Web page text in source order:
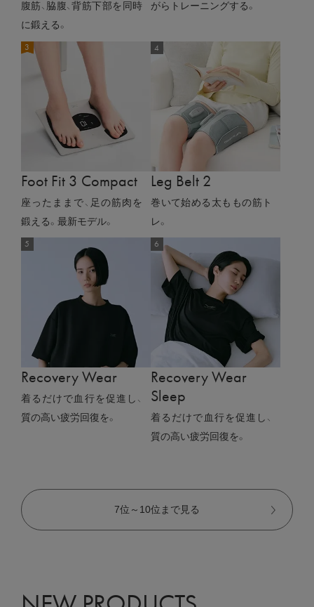
腹筋、脇腹、背筋下部を同時
に鍛える。
がらトレーニングする。
Foot Fit 3 Compact
座ったままで、足の筋肉を
鍛える。最新モデル。
Leg Belt 2
巻いて始める太ももの筋ト
レ。
Recovery Wear
着るだけで血行を促進し、
質の高い疲労回復を。
Recovery Wear
Sleep
着るだけで血行を促進し、
質の高い疲労回復を。
7位～10位まで見る